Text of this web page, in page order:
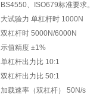
BS4550、ISO679标准要求。
大试验力 单杠杆时 1000N
双杠杆时 5000N/6000N
示值精度 ±1%
单杠杆出力比 10:1
双杠杆出力比 50:1
加载速率（双杠杆） 50N/s